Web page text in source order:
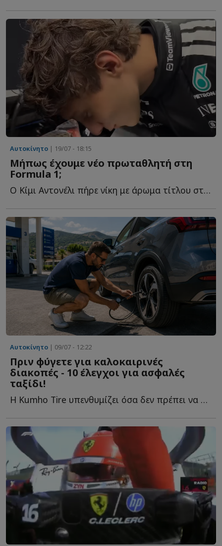
Αυτοκίνητο | 19/07 - 18:15
Μήπως έχουμε νέο πρωταθλητή στη
Formula 1;
Ο Κίμι Αντονέλι πήρε νίκη με άρωμα τίτλου στο Σπα, αντέχοντας τ...
Αυτοκίνητο | 09/07 - 12:22
Πριν φύγετε για καλοκαιρινές
διακοπές - 10 έλεγχοι για ασφαλές
ταξίδι!
Η Kumho Tire υπενθυμίζει όσα δεν πρέπει να παραλείψετε πριν φ...